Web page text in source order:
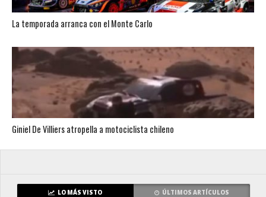
La temporada arranca con el Monte Carlo
Giniel De Villiers atropella a motociclista chileno
LO MÁS VISTO ÚLTIMOS ARTÍCULOS